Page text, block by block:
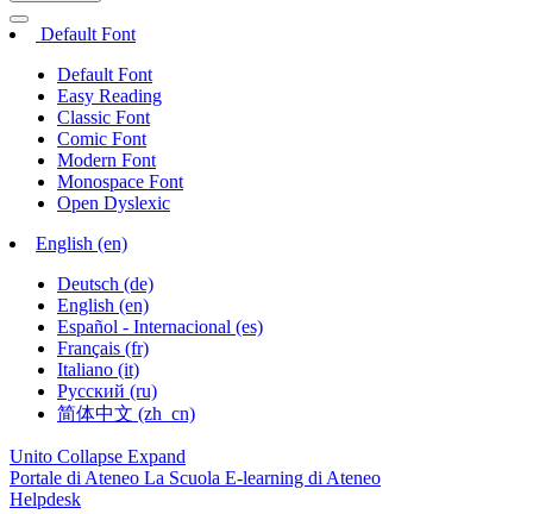
Default Font
Default Font
Easy Reading
Classic Font
Comic Font
Modern Font
Monospace Font
Open Dyslexic
English ‎(en)‎
Deutsch ‎(de)‎
English ‎(en)‎
Español - Internacional ‎(es)‎
Français ‎(fr)‎
Italiano ‎(it)‎
Русский ‎(ru)‎
简体中文 ‎(zh_cn)‎
Unito Collapse Expand
Portale di Ateneo La Scuola E-learning di Ateneo
Helpdesk